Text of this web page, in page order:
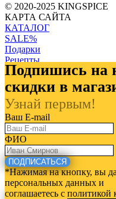
Подпишись на
скидки в
Узнай первым!
Ваш E-mail
ФИО
ПОДПИСАТЬСЯ
*Нажимая на кнопку, вы
персональных данных и
соглашаетесь c политикой
© 2020-2025 KINGSPICE
КАРТА САЙТА
КАТАЛОГ
SALE%
Подарки
Рецепты
Контакты
Команда
Сертификаты
Реквизиты
Новости
Оплата
Доставка
Отзывы
Политика